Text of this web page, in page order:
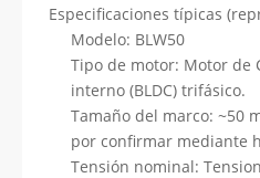
Especificaciones típicas
Modelo: BLW50
Tipo de motor: Motor de
interno (BLDC) trifásico.
Tamaño del marco: ~50
por confirmar mediante
Tensión nominal: